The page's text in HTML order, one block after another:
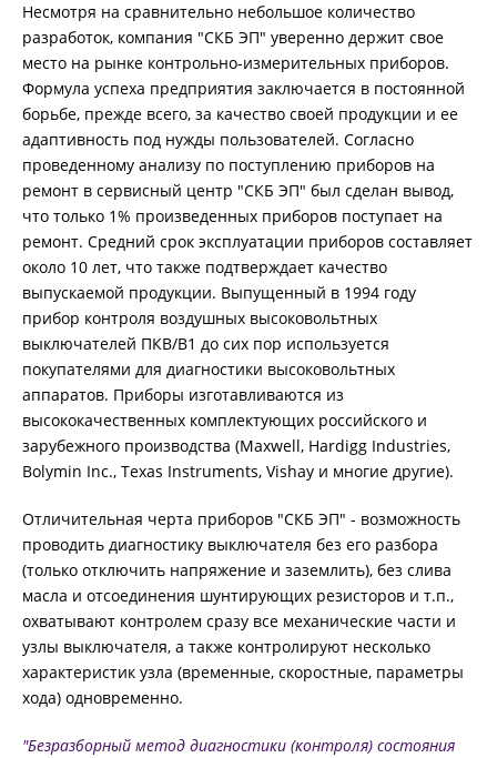
ДИАГНОСТИКА УСТРОЙСТВ РПН СИЛОВЫХ
ТРАНСФОРМАТОРОВ
КОМПЛЕКТЫ ДЛЯ ЭЛЕКТРОТЕХНИЧЕСКИХ
ЛАБОРАТОРИЙ (ЭТЛ)
ТРАССОПОИСКОВОЕ УСТРОЙСТВО И
ИДЕНТИФИКАТОРЫ НИЗКОВОЛЬТНОЙ СЕТИ
ДОПОЛНИТЕЛЬНОЕ ОБОРУДОВАНИЕ
АРХИВ
ПОДОБРАТЬ ПРИБОР
КАТАЛОГ
Несмотря на сравнительно небольшое количество
разработок, компания "СКБ ЭП" уверенно держит свое
место на рынке контрольно-измерительных приборов.
Формула успеха предприятия заключается в постоянной
борьбе, прежде всего, за качество своей продукции и ее
адаптивность под нужды пользователей. Согласно
проведенному анализу по поступлению приборов на
ремонт в сервисный центр "СКБ ЭП" был сделан вывод,
что только 1% произведенных приборов поступает на
ремонт. Средний срок эксплуатации приборов составляет
около 10 лет, что также подтверждает качество
выпускаемой продукции. Выпущенный в 1994 году
прибор контроля воздушных высоковольтных
выключателей ПКВ/В1 до сих пор используется
покупателями для диагностики высоковольтных
аппаратов. Приборы изготавливаются из
высококачественных комплектующих российского и
зарубежного производства (Maxwell, Hardigg Industries,
Bolymin Inc., Texas Instruments, Vishay и многие другие).
Отличительная черта приборов "СКБ ЭП" - возможность
проводить диагностику выключателя без его разбора
(только отключить напряжение и заземлить), без слива
масла и отсоединения шунтирующих резисторов и т.п.,
охватывают контролем сразу все механические части и
узлы выключателя, а также контролируют несколько
характеристик узла (временные, скоростные, параметры
хода) одновременно.
"Безразборный метод диагностики (контроля) состояния